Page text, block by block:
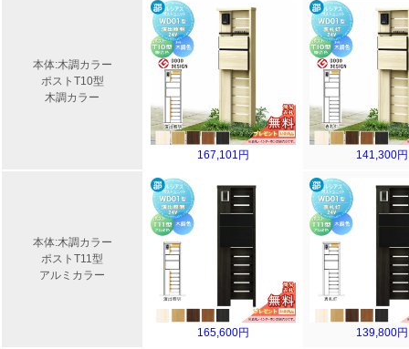
本体:木調カラー
ポストT10型
木調カラー
167,101円 141,300円
本体:木調カラー
ポストT11型
アルミカラー
165,600円 139,800円